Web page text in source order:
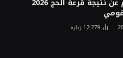
12٬279 زيارة